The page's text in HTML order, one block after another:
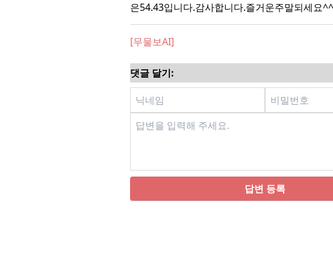
은54.43입니다.감사합니다.즐거운주말되세요^^
[무물보AI]
댓글 달기:
답변 등록